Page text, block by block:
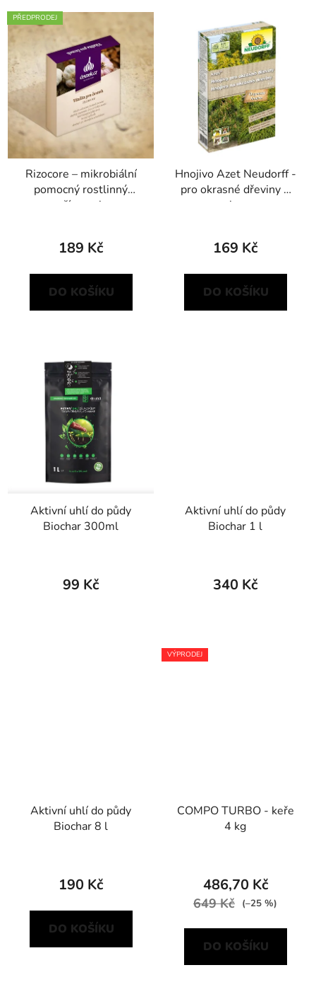
p
o
d
u
k
t
ů
V
ý
p
i
s
p
o
d
PŘEDPRODEJ
Rizocore – mikrobiální
pomocný rostlinný
přípravek
189 Kč
DO KOŠÍKU
Hnojivo Azet Neudorff -
pro okrasné dřeviny 1
kg
169 Kč
DO KOŠÍKU
Aktivní uhlí do půdy
Biochar 300ml
99 Kč
Aktivní uhlí do půdy
Biochar 1 l
340 Kč
Aktivní uhlí do půdy
Biochar 8 l
190 Kč
DO KOŠÍKU
VÝPRODEJ
COMPO TURBO - keře
4 kg
486,70 Kč
649 Kč (–25 %)
DO KOŠÍKU